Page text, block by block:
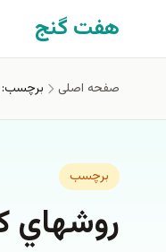
رفتن به محتوای اصلی
هفت گنج
صفحه اصلی
برچسب